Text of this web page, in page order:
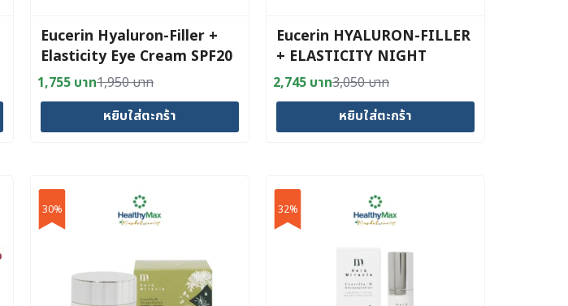
Eucerin Hyaluron-Filler +
Elasticity Eye Cream SPF20
15ml.
1,950บาท
Original
price
was:
1,755 บาท
Current
price
is:
หยิบใส่ตะกร้า
Eucerin HYALURON-FILLER
+ ELASTICITY NIGHT
CREAM 50 ml
3,050บาท
Original
price
was:
2,745 บาท
Current
price
is:
หยิบใส่ตะกร้า
30% 32%